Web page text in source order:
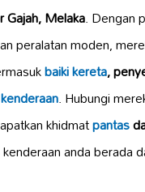
Melaka. Dengan
peralatan moden,
baiki kereta,
. Hubungi
khidmatpantas
anda berada